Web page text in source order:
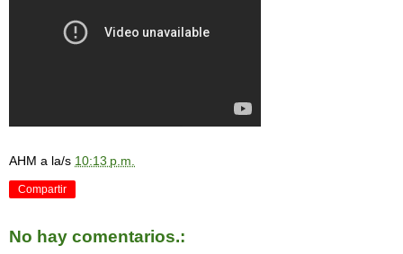
AHM a la/s 10:13 p.m.
Compartir
No hay comentarios.: